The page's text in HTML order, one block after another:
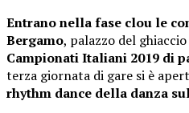
Entrano nella fase clou le
Bergamo, palazzo del
Campionati Italiani 2019 di
terza giornata di gare si è
rhythm dance della danza